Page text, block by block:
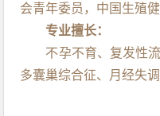
会青年委员，中国生殖
专业擅长：
不孕不育、复发性
多囊巢综合征、月经失